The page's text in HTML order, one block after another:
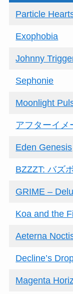
Particle
Exophobia
Johnny
Sephonie
Moonlight
アフターイ
Eden Genesis
BZZZT: バズ
GRIME –
Koa and the
Aeterna
Decline’s
Magenta